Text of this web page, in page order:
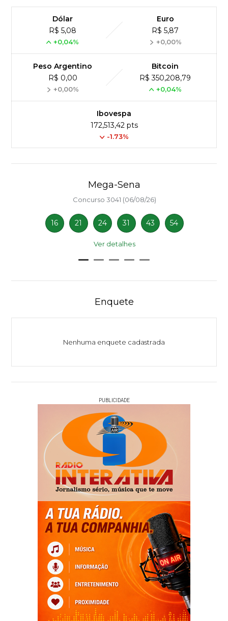
Dólar
R$ 5,08
+0,04%
Euro
R$ 5,87
+0,00%
Peso Argentino
R$ 0,00
+0,00%
Bitcoin
R$ 350,208,79
+0,04%
Ibovespa
172,513,42 pts
-1.73%
Mega-Sena
Concurso 3041 (06/08/26)
16 21 24 31 43 54
Ver detalhes
Enquete
Nenhuma enquete cadastrada
PUBLICIDADE